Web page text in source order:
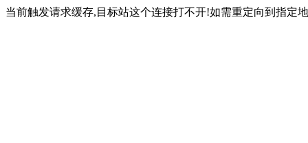
当前触发请求缓存,目标站这个连接打不开!如需重定向到指定